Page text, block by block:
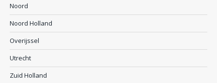
Noord
Noord Holland
Overijssel
Utrecht
Zuid Holland